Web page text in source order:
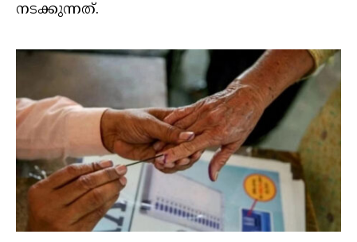
നടക്കുന്നത്.